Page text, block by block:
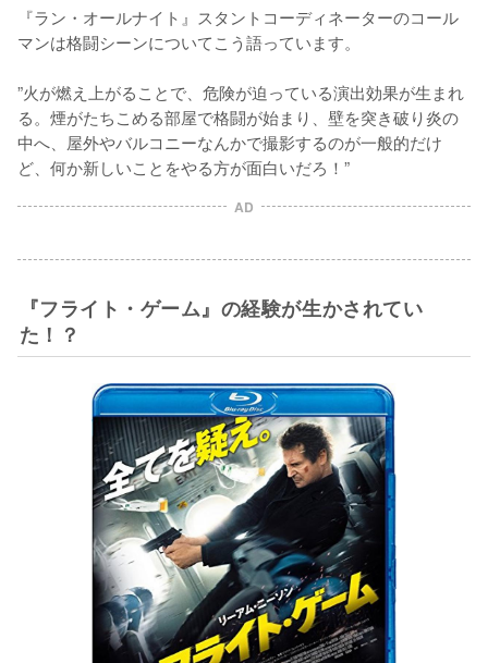
『ラン・オールナイト』スタントコーディネーターのコール
マンは格闘シーンについてこう語っています。
”火が燃え上がることで、危険が迫っている演出効果が生まれ
る。煙がたちこめる部屋で格闘が始まり、壁を突き破り炎の
中へ、屋外やバルコニーなんかで撮影するのが一般的だけ
ど、何か新しいことをやる方が面白いだろ！”
AD
『フライト・ゲーム』の経験が生かされてい
た！？